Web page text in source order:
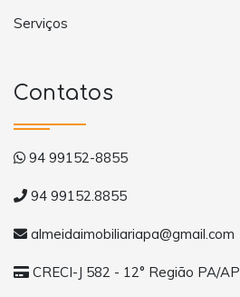
Serviços
Contatos
94 99152-8855
94 99152.8855
almeidaimobiliariapa@gmail.com
CRECI-J 582 - 12° Região PA/AP